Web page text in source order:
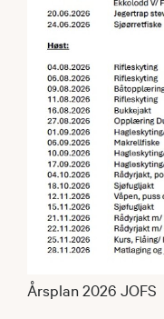
Årsplan 2026 JOFS